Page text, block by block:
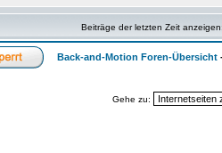
Beiträge der letzten Zeit
Back-and-Motion Foren-Übersicht
Gehe zu: